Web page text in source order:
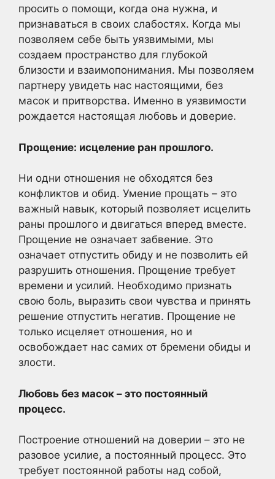
просить о помощи, когда она нужна, и
признаваться в своих слабостях. Когда мы
позволяем себе быть уязвимыми, мы
создаем пространство для глубокой
близости и взаимопонимания. Мы позволяем
партнеру увидеть нас настоящими, без
масок и притворства. Именно в уязвимости
рождается настоящая любовь и доверие.
Прощение: исцеление ран прошлого.
Ни одни отношения не обходятся без
конфликтов и обид. Умение прощать – это
важный навык, который позволяет исцелить
раны прошлого и двигаться вперед вместе.
Прощение не означает забвение. Это
означает отпустить обиду и не позволить ей
разрушить отношения. Прощение требует
времени и усилий. Необходимо признать
свою боль, выразить свои чувства и принять
решение отпустить негатив. Прощение не
только исцеляет отношения, но и
освобождает нас самих от бремени обиды и
злости.
Любовь без масок – это постоянный
процесс.
Построение отношений на доверии – это не
разовое усилие, а постоянный процесс. Это
требует постоянной работы над собой,